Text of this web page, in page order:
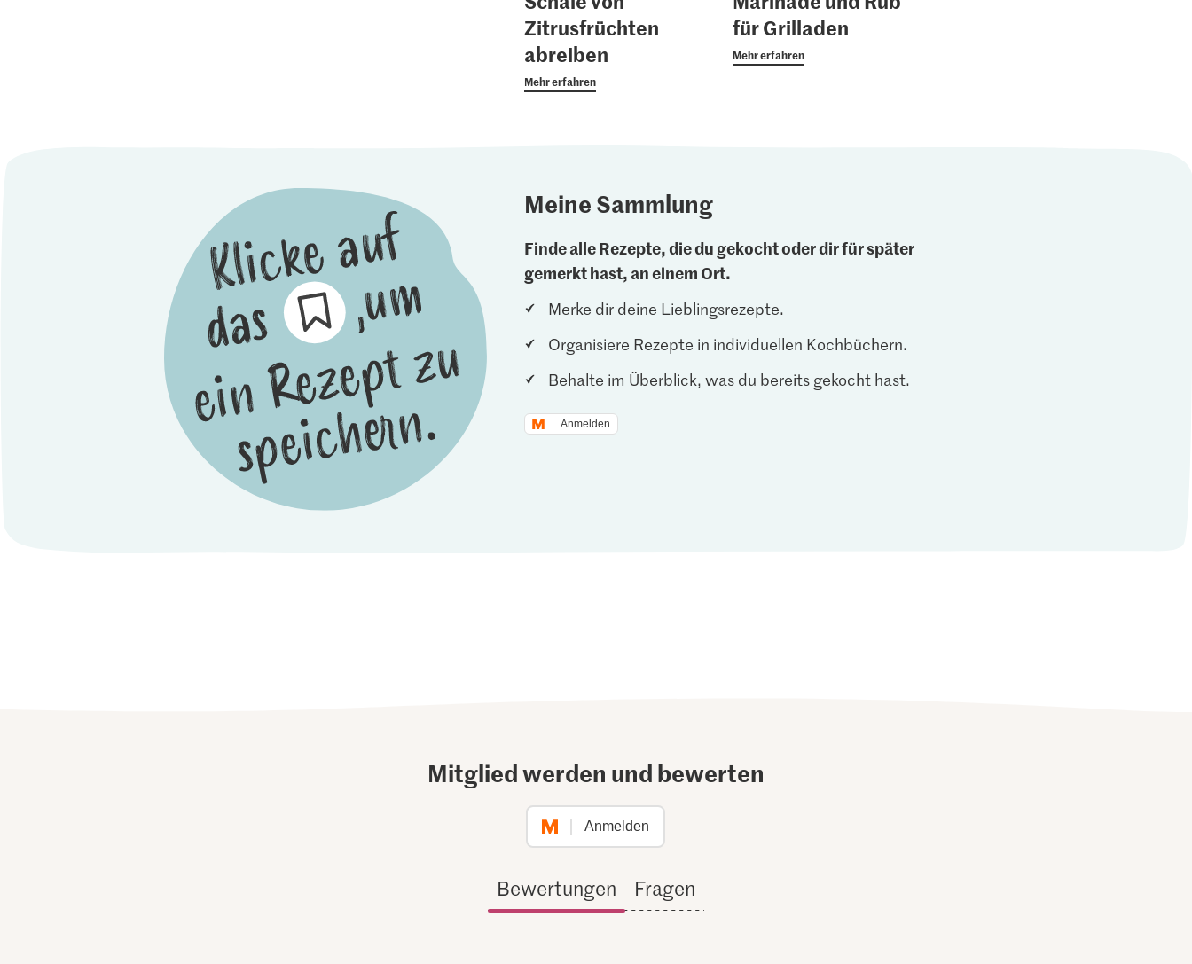
Zitrusfrüchten
abreiben
Mehr erfahren
für Grilladen
Mehr erfahren
Meine Sammlung
Finde alle Rezepte, die du gekocht oder dir für später
gemerkt hast, an einem Ort.
Merke dir deine Lieblingsrezepte.
Organisiere Rezepte in individuellen Kochbüchern.
Behalte im Überblick, was du bereits gekocht hast.
Anmelden
Mitglied werden und bewerten
Anmelden
Bewertungen Fragen